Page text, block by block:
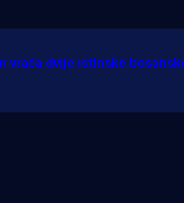
vraća dvije istinske